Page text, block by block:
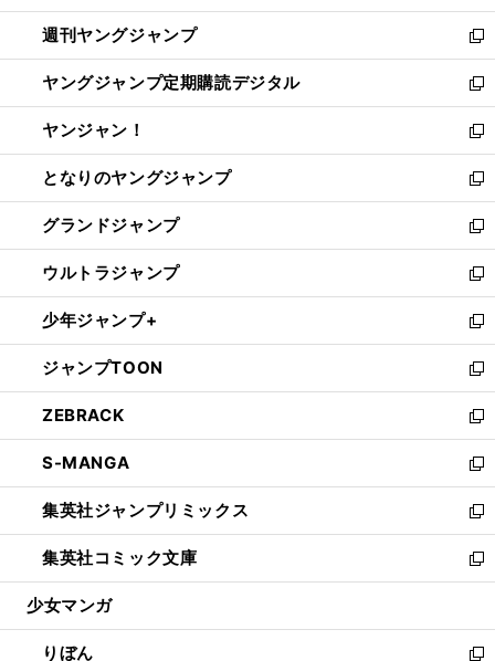
開
く
ウ
で
開
く
ン
ド
ウ
で
開
く
ウ
ィ
ン
ド
ウ
で
開
く
週刊ヤングジャンプ
新
し
い
ウ
ィ
ン
ド
ウ
で
開
く
ヤングジャンプ定期購読デジタル
新
し
い
ウ
ィ
ン
ド
ウ
で
開
く
ヤンジャン！
新
し
い
ウ
ィ
ン
ド
ウ
で
開
く
となりのヤングジャンプ
新
し
い
ウ
ィ
ン
ド
ウ
で
開
く
グランドジャンプ
新
し
い
ウ
ィ
ン
ド
ウ
で
開
く
ウルトラジャンプ
新
し
い
ウ
ィ
ン
ド
ウ
で
開
く
少年ジャンプ+
新
し
い
ウ
ィ
ン
ド
ウ
で
開
く
ジャンプTOON
新
し
い
ウ
ィ
ン
ド
ウ
で
開
ZEBRACK
新
し
い
ウ
ィ
ン
ド
ウ
開
く
S-MANGA
新
し
い
ウ
ィ
ン
ウ
で
集英社ジャンプリミックス
新
し
い
ウ
ン
ド
集英社コミック文庫
新
し
ウ
ィ
少女マンガ
りぼん